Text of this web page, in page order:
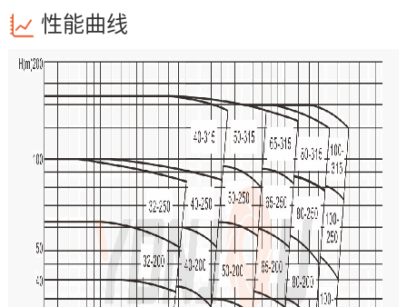
性能曲线